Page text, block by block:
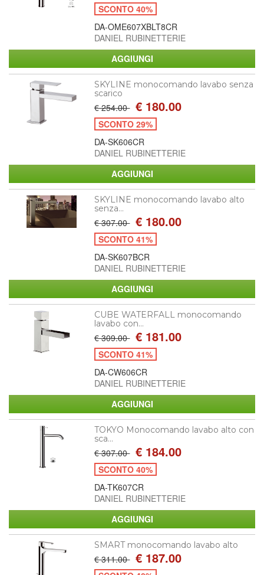
SCONTO 40%
DA-OME607XBLT8CR
DANIEL RUBINETTERIE
SKYLINE monocomando lavabo senza
scarico
€ 254.00 € 180.00
SCONTO 29%
DA-SK606CR
DANIEL RUBINETTERIE
SKYLINE monocomando lavabo alto
senza...
€ 307.00 € 180.00
SCONTO 41%
DA-SK607BCR
DANIEL RUBINETTERIE
CUBE WATERFALL monocomando
lavabo con...
€ 309.00 € 181.00
SCONTO 41%
DA-CW606CR
DANIEL RUBINETTERIE
TOKYO Monocomando lavabo alto con
sca...
€ 307.00 € 184.00
SCONTO 40%
DA-TK607CR
DANIEL RUBINETTERIE
SMART monocomando lavabo alto
€ 311.00 € 187.00